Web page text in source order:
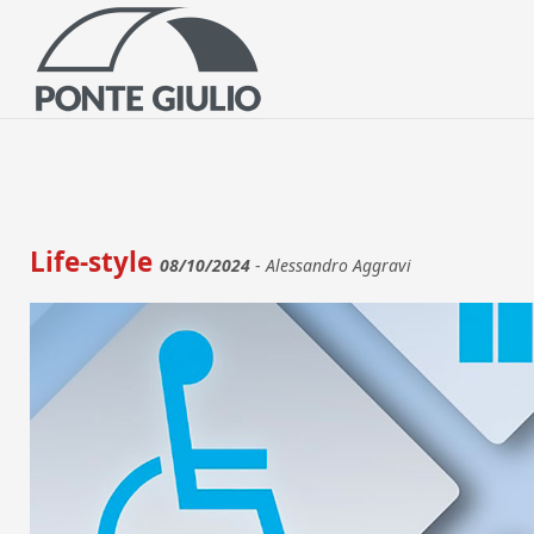
Life-style 08/10/2024 -Alessandro Aggravi